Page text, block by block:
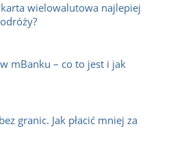
wielowalutowa najlepiej
mBanku – co to jest i jak
granic. Jak płacić mniej za